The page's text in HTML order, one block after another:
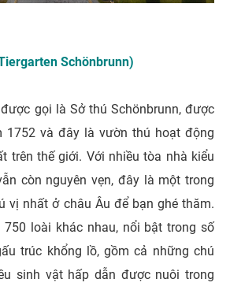
Schönbrunn)
gọi là Sở thú Schönbrunn, được
1752 và đây là vườn thú hoạt động
trên thế giới. Với nhiều tòa nhà kiểu
còn nguyên vẹn, đây là một trong
vị nhất ở châu Âu để bạn ghé thăm.
loài khác nhau, nổi bật trong số
trúc khổng lồ, gồm cả những chú
sinh vật hấp dẫn được nuôi trong